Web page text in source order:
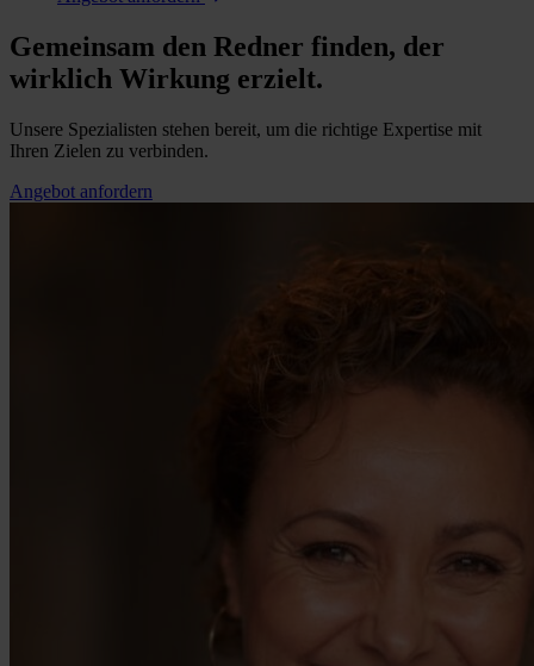
Gemeinsam den Redner finden, der
wirklich Wirkung erzielt.
Unsere Spezialisten stehen bereit, um die richtige Expertise mit
Ihren Zielen zu verbinden.
Angebot anfordern